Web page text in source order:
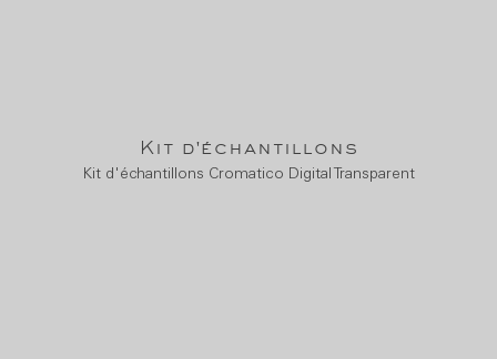
Kit d'échantillons
Kit d'échantillons Cromatico Digital Transparent